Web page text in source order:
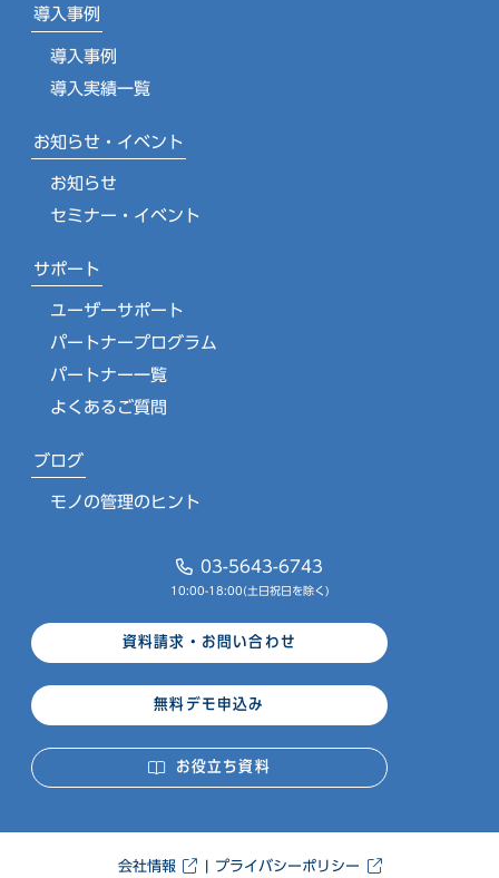
導入事例
導入事例
導入実績一覧
お知らせ・イベント
お知らせ
セミナー・イベント
サポート
ユーザーサポート
パートナープログラム
パートナー一覧
よくあるご質問
ブログ
モノの管理のヒント
03-5643-6743
10:00-18:00(土日祝日を除く)
資料請求・お問い合わせ
無料デモ申込み
お役立ち資料
会社情報 プライバシーポリシー